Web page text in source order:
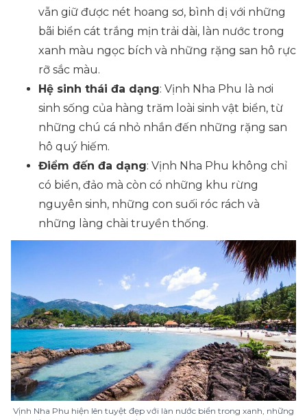
vẫn giữ được nét hoang sơ, bình dị với những
bãi biển cát trắng mịn trải dài, làn nước trong
xanh màu ngọc bích và những rặng san hô rực
rỡ sắc màu.
Hệ sinh thái đa dạng: Vịnh Nha Phu là nơi
sinh sống của hàng trăm loài sinh vật biển, từ
những chú cá nhỏ nhắn đến những rặng san
hô quý hiếm.
Điểm đến đa dạng: Vịnh Nha Phu không chỉ
có biển, đảo mà còn có những khu rừng
nguyên sinh, những con suối róc rách và
những làng chài truyền thống.
Vịnh Nha Phu hiện lên tuyệt đẹp với làn nước biển trong xanh, những